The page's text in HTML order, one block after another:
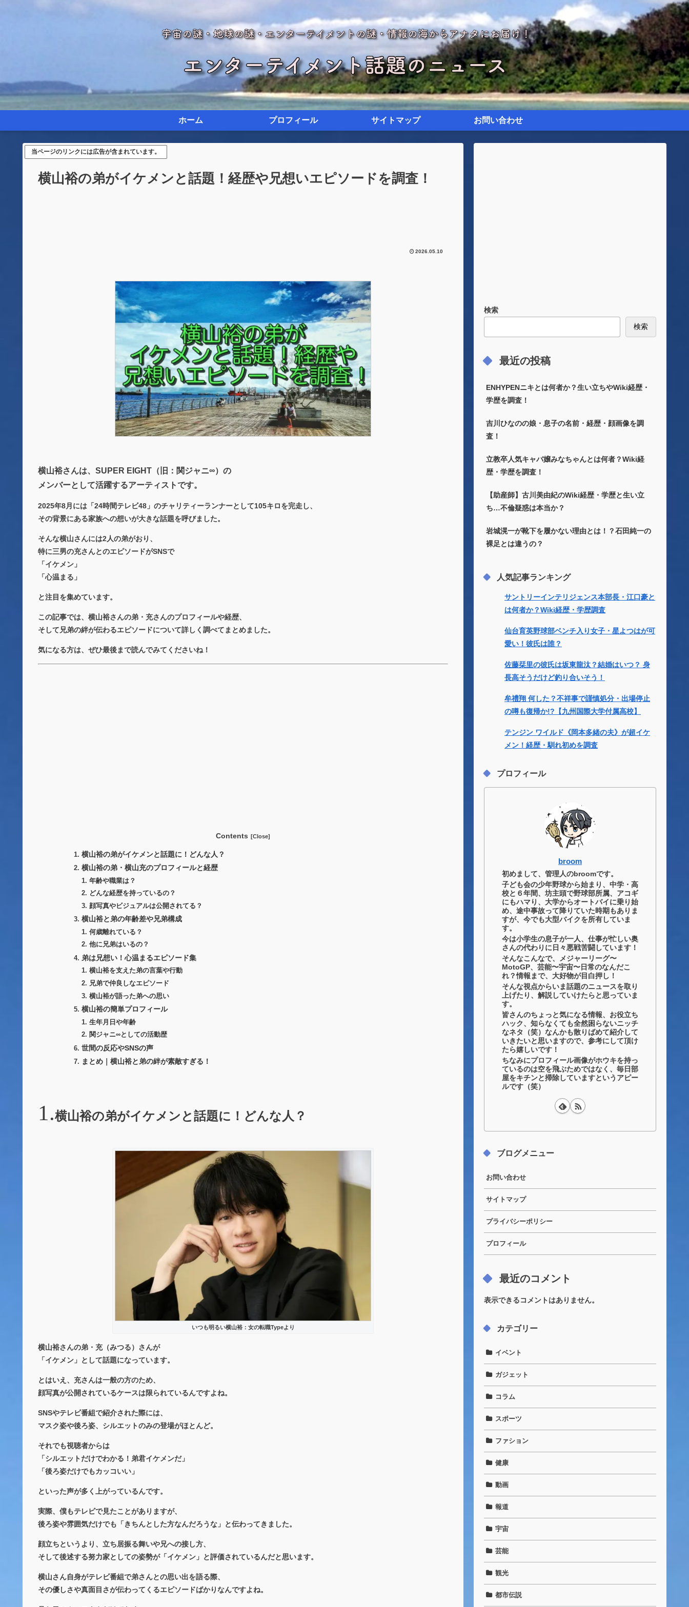
ホーム プロフィール サイトマップ お問い合わせ
当ページのリンクには広告が含まれています。
横山裕の弟がイケメンと話題！経歴や兄想いエピソードを調査！
2026.05.10
横山裕さんは、SUPER EIGHT（旧：関ジャニ∞）の
メンバーとして活躍するアーティストです。
2025年8月には「24時間テレビ48」のチャリティーランナーとして105キロを完走し、
その背景にある家族への想いが大きな話題を呼びました。
そんな横山さんには2人の弟がおり、
特に三男の充さんとのエピソードがSNSで
「イケメン」
「心温まる」
と注目を集めています。
この記事では、横山裕さんの弟・充さんのプロフィールや経歴、
そして兄弟の絆が伝わるエピソードについて詳しく調べてまとめました。
気になる方は、ぜひ最後まで読んでみてくださいね！
Contents
横山裕の弟がイケメンと話題に！どんな人？
横山裕の弟・横山充のプロフィールと経歴
年齢や職業は？
どんな経歴を持っているの？
顔写真やビジュアルは公開されてる？
横山裕と弟の年齢差や兄弟構成
何歳離れている？
他に兄弟はいるの？
弟は兄想い！心温まるエピソード集
横山裕を支えた弟の言葉や行動
兄弟で仲良しなエピソード
横山裕が語った弟への思い
横山裕の簡単プロフィール
生年月日や年齢
関ジャニ∞としての活動歴
世間の反応やSNSの声
まとめ｜横山裕と弟の絆が素敵すぎる！
横山裕の弟がイケメンと話題に！どんな人？
いつも明るい横山裕：女の転職Typeより
横山裕さんの弟・充（みつる）さんが
「イケメン」として話題になっています。
とはいえ、充さんは一般の方のため、
顔写真が公開されているケースは限られているんですよね。
SNSやテレビ番組で紹介された際には、
マスク姿や後ろ姿、シルエットのみの登場がほとんど。
それでも視聴者からは
「シルエットだけでわかる！弟君イケメンだ」
「後ろ姿だけでもカッコいい」
といった声が多く上がっているんです。
実際、僕もテレビで見たことがありますが、
後ろ姿や雰囲気だけでも「きちんとした方なんだろうな」と伝わってきました。
顔立ちというより、立ち居振る舞いや兄への接し方、
そして後述する努力家としての姿勢が「イケメン」と評価されているんだと思います。
横山さん自身がテレビ番組で弟さんとの思い出を語る際、
その優しさや真面目さが伝わってくるエピソードばかりなんですよね。
検索
検索
最近の投稿
ENHYPENニキとは何者か？生い立ちやWiki経歴・
学歴を調査！
吉川ひなのの娘・息子の名前・経歴・顔画像を調
査！
立教卒人気キャバ嬢みなちゃんとは何者？Wiki経
歴・学歴を調査！
【助産師】古川美由紀のWiki経歴・学歴と生い立
ち…不倫疑惑は本当か？
岩城滉一が靴下を履かない理由とは！？石田純一の
裸足とは違うの？
人気記事ランキング
サントリーインテリジェンス本部長・江口豪と
は何者か？Wiki経歴・学歴調査
仙台育英野球部ベンチ入り女子・星よつはが可
愛い！彼氏は誰？
佐藤栞里の彼氏は坂東龍汰？結婚はいつ？ 身
長高そうだけど釣り合いそう！
牟禮翔 何した？不祥事で謹慎処分・出場停止
の噂も復帰か!?【九州国際大学付属高校】
テンジン ワイルド《岡本多緒の夫》が超イケ
メン！経歴・馴れ初めを調査
プロフィール
broom
初めまして、管理人のbroomです。
子ども会の少年野球から始まり、中学・高
校と６年間、坊主頭で野球部所属、アコギ
にもハマり、大学からオートバイに乗り始
め、途中事故って降りていた時期もありま
すが、今でも大型バイクを所有していま
す。
今は小学生の息子が一人、仕事が忙しい奥
さんの代わりに日々悪戦苦闘しています！
そんなこんなで、メジャーリーグ〜
MotoGP、芸能〜宇宙〜日常のなんだこ
れ？情報まで、大好物が目白押し！
そんな視点からいま話題のニュースを取り
上げたり、解説していけたらと思っていま
す。
皆さんのちょっと気になる情報、お役立ち
ハック、知らなくても全然困らないニッチ
なネタ（笑）なんかも散りばめて紹介して
いきたいと思いますので、参考にして頂け
たら嬉しいです！
ちなみにプロフィール画像がホウキを持っ
ているのは空を飛ぶためではなく、毎日部
屋をキチンと掃除していますというアピー
ルです（笑）
ブログメニュー
お問い合わせ
サイトマップ
プライバシーポリシー
プロフィール
最近のコメント
表示できるコメントはありません。
カテゴリー
イベント
ガジェット
コラム
スポーツ
ファション
健康
動画
報道
宇宙
芸能
観光
都市伝説